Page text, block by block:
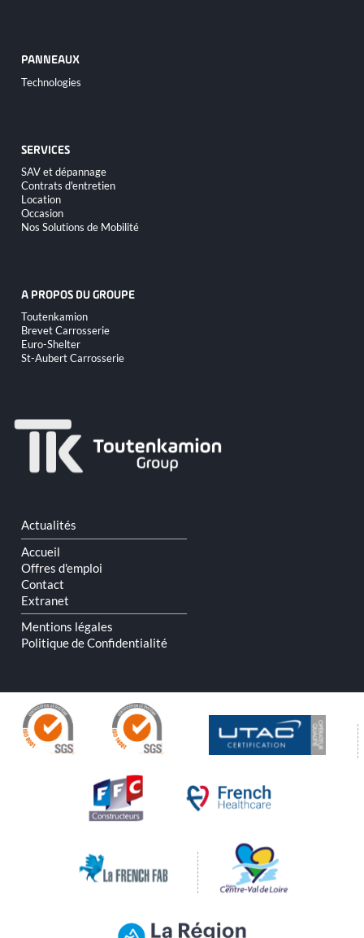
PANNEAUX
Aller
au
Technologies
SERVICES
Aller
au
contenu
SAV et dépannage
Contrats d'entretien
Location
Occasion
Nos Solutions de Mobilité
A PROPOS DU GROUPE
Aller
au
contenu
Toutenkamion
Brevet Carrosserie
Euro-Shelter
St-Aubert Carrosserie
Aller
au
contenu
Actualités
Accueil
Offres d'emploi
Contact
Extranet
Mentions légales
Politique de Confidentialité